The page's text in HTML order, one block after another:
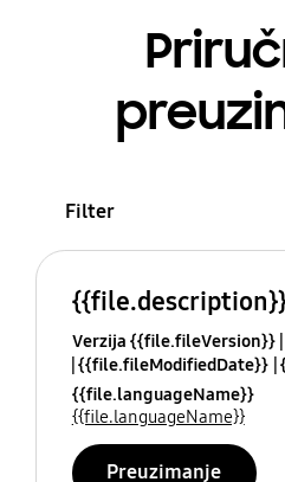
Filter
Verzija {{file.fileVersion}}
{{file.fileModifiedDate}}
{{file.languageName}}
{{file.languageName}}
Preuzimanje